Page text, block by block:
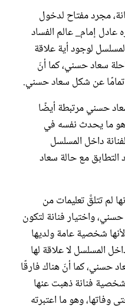
مجرد مفتاح لدخول
إمام_ عالم الفساد
لوجود أية علاقة
سعاد حسني، كما أنّ
عن شكل سعاد حسني.
حسني مرتبطة أيضًا
ما يحدث نفسه في
داخل المسلسل
التطابق مع حالة سعاد
لم تتلقَّ تعليمات من
واختيار فنانة لتكون
شخصية عامة ولديها
المسلسل لا علاقة لها
حسني، كما أنّ هناك فارقًا
فنانة ذهبت عنها
وفاتها، وهو ما اعتبرته